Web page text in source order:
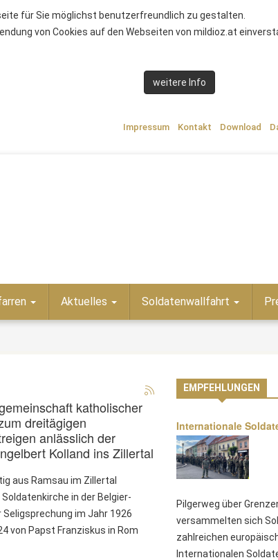
für Sie möglichst benutzerfreundlich zu gestalten.
von Cookies auf den Webseiten von mildioz.at
weitere Info
Impressum Kontakt Download
Aktuelles Soldatenwallfahrt
katholischer
dreitägigen
anlässlich der
Kolland ins Zillertal
aus Ramsau im Zillertal
in der Belgier-
Seligsprechung im Jahr 1926
von Papst Franziskus in Rom
EMPFEHLUNGEN
Internationale
Pilgerweg über
versammelten sich
zahlreichen
Internationalen